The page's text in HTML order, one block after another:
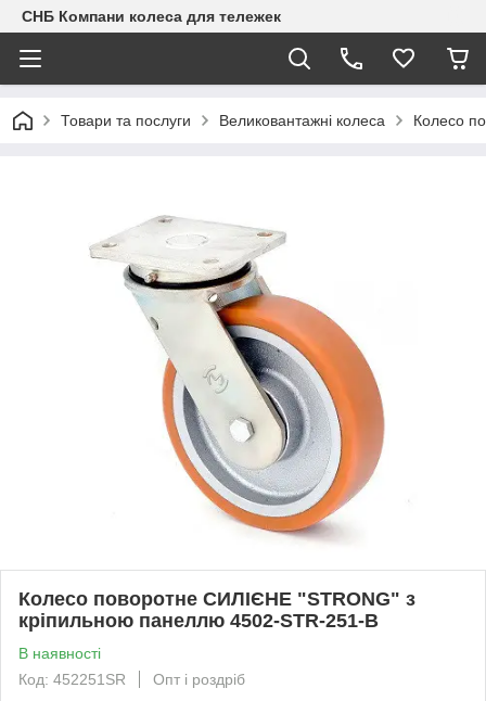
СНБ Компани колеса для тележек
Товари та послуги Великовантажні колеса Колесо
Колесо поворотне СИЛІЄНЕ "STRONG" з
кріпильною панеллю 4502-STR-251-B
В наявності
Код: 452251SR
Опт і роздріб